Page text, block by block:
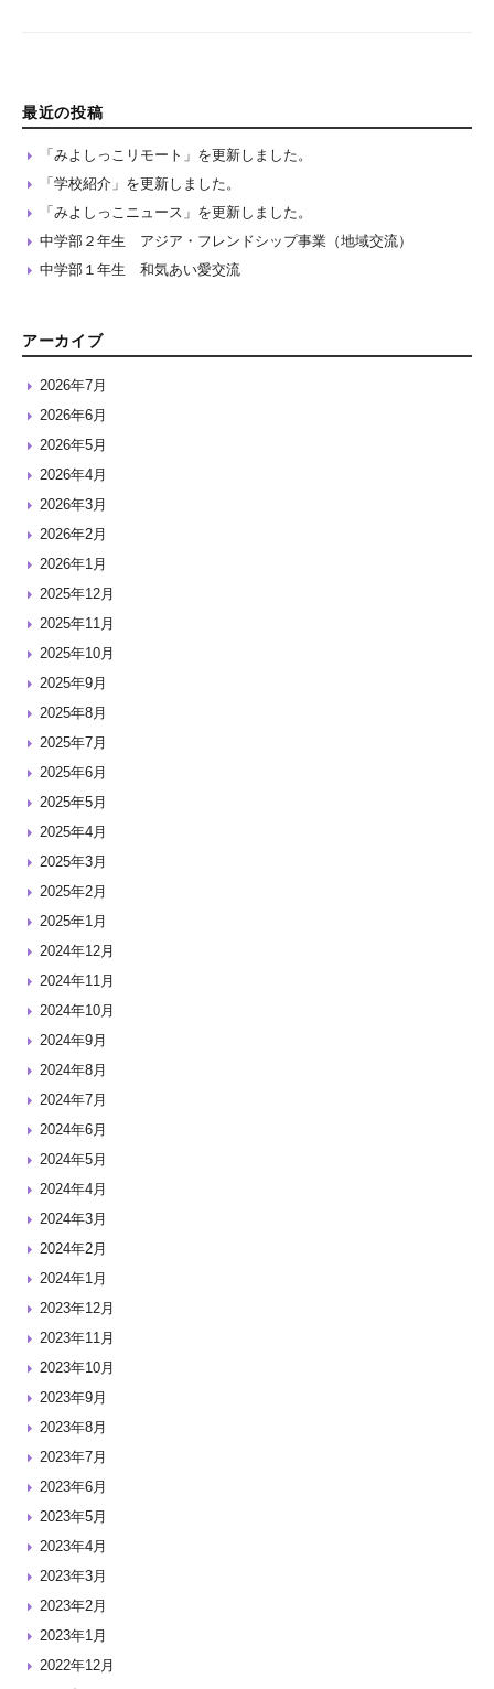
最近の投稿
「みよしっこリモート」を更新しました。
「学校紹介」を更新しました。
「みよしっこニュース」を更新しました。
中学部２年生 アジア・フレンドシップ事業（地域交流）
中学部１年生 和気あい愛交流
アーカイブ
2026年7月
2026年6月
2026年5月
2026年4月
2026年3月
2026年2月
2026年1月
2025年12月
2025年11月
2025年10月
2025年9月
2025年8月
2025年7月
2025年6月
2025年5月
2025年4月
2025年3月
2025年2月
2025年1月
2024年12月
2024年11月
2024年10月
2024年9月
2024年8月
2024年7月
2024年6月
2024年5月
2024年4月
2024年3月
2024年2月
2024年1月
2023年12月
2023年11月
2023年10月
2023年9月
2023年8月
2023年7月
2023年6月
2023年5月
2023年4月
2023年3月
2023年2月
2023年1月
2022年12月